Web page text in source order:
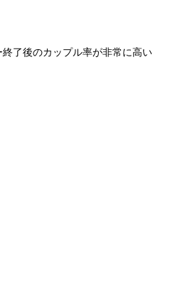
了後のカップル率が非常に高い